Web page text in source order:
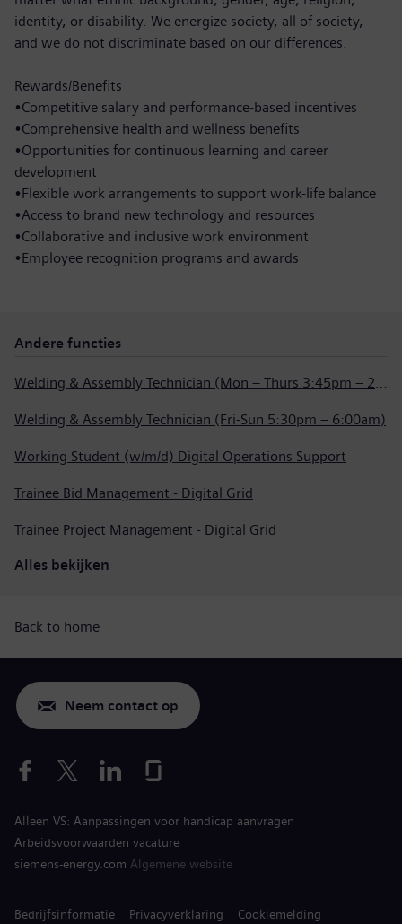
identity, or disability. We energize society, all of society,
and we do not discriminate based on our differences.
Rewards/Benefits
•Competitive salary and performance-based incentives
•Comprehensive health and wellness benefits
•Opportunities for continuous learning and career
development
•Flexible work arrangements to support work-life balance
•Access to brand new technology and resources
•Collaborative and inclusive work environment
•Employee recognition programs and awards
Andere functies
Welding & Assembly Technician (Mon – Thurs 3:45pm – 2:15am)
Welding & Assembly Technician (Fri-Sun 5:30pm – 6:00am)
Working Student (w/m/d) Digital Operations Support
Trainee Bid Management - Digital Grid
Trainee Project Management - Digital Grid
Alles bekijken
Back to home
Neem contact op
Alleen VS: Aanpassingen voor handicap aanvragen
Arbeidsvoorwaarden vacature
siemens-energy.com Algemene website
Bedrijfsinformatie Privacyverklaring Cookiemelding